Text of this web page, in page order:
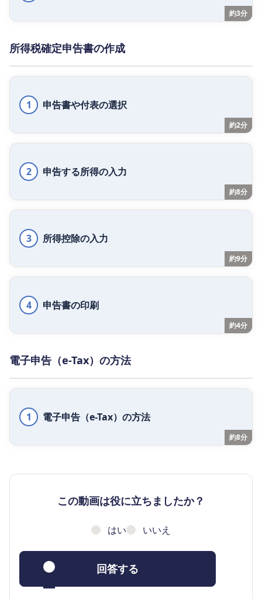
約3分
所得税確定申告書の作成
1 申告書や付表の選択
約2分
2 申告する所得の入力
約8分
3 所得控除の入力
約9分
4 申告書の印刷
約4分
電子申告（e-Tax）の方法
1 電子申告（e-Tax）の方法
約8分
この動画は役に立ちましたか？
はい いいえ
回答する